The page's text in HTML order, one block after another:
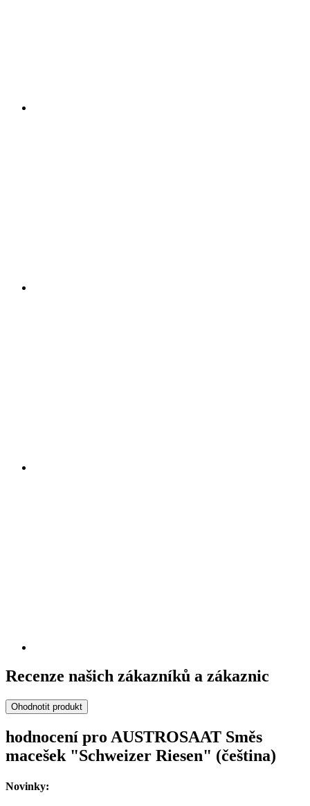
Recenze našich zákazníků a zákaznic
Ohodnotit produkt
hodnocení pro AUSTROSAAT Směs
macešek "Schweizer Riesen" (čeština)
Novinky: